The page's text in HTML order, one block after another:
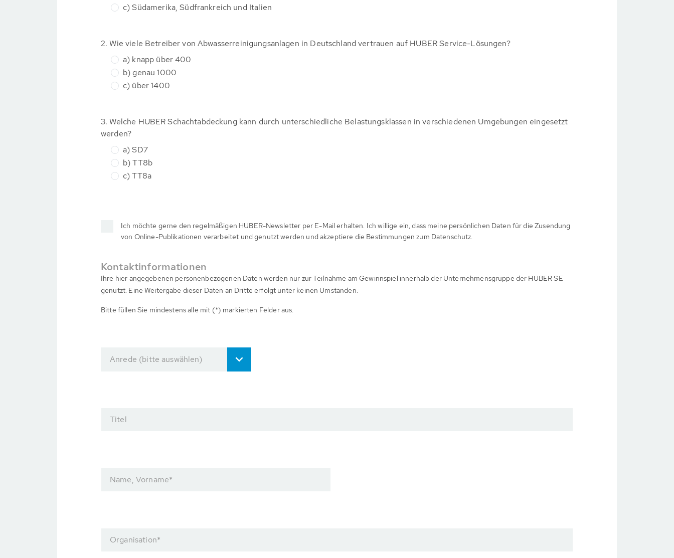
c) Südamerika, Südfrankreich und Italien
2. Wie viele Betreiber von Abwasserreinigungsanlagen in Deutschland vertrauen auf HUBER Service-Lösungen?
a) knapp über 400
b) genau 1000
c) über 1400
3. Welche HUBER Schachtabdeckung kann durch unterschiedliche Belastungsklassen in verschiedenen Umgebungen eingesetzt
werden?
a) SD7
b) TT8b
c) TT8a
Ich möchte gerne den regelmäßigen HUBER-Newsletter per E-Mail erhalten. Ich willige ein, dass meine persönlichen Daten für die Zusendung
von Online-Publikationen verarbeitet und genutzt werden und akzeptiere die Bestimmungen zum Datenschutz.
Kontaktinformationen
Ihre hier angegebenen personenbezogenen Daten werden nur zur Teilnahme am Gewinnspiel innerhalb der Unternehmensgruppe der HUBER SE
genutzt. Eine Weitergabe dieser Daten an Dritte erfolgt unter keinen Umständen.
Bitte füllen Sie mindestens alle mit (*) markierten Felder aus.
Anrede (bitte auswählen)
Titel
Name, Vorname*
Organisation*